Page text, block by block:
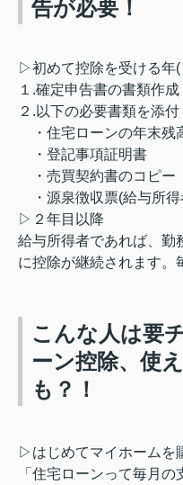
告が必要！
▷初めて控除を受ける年
１.確定申告書の書類作成
２.以下の必要書類を添付
・住宅ローンの年末残
・登記事項証明書
・売買契約書のコピー
・源泉徴収票(給与所
▷２年目以降
給与所得者であれば、勤
に控除が継続されます。
こんな人は要
ーン控除、使
も？！
▷はじめてマイホームを
「住宅ローンって毎月